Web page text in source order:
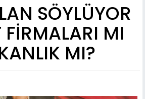
SÖYLÜYOR
FİRMALARI MI
MI?